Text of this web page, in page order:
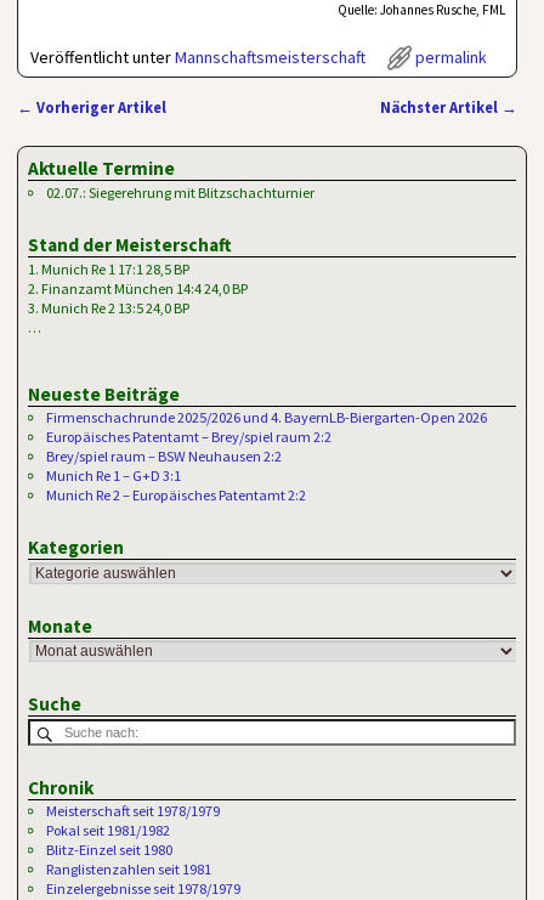
Quelle: Johannes Rusche, FML
Veröffentlicht unterMannschaftsmeisterschaft permalink
← Vorheriger Artikel Nächster Artikel →
Aktuelle Termine
02.07.: Siegerehrung mit Blitzschachturnier
Stand der Meisterschaft
1. Munich Re 1 17:1 28,5 BP
2. Finanzamt München 14:4 24,0 BP
3. Munich Re 2 13:5 24,0 BP
…
Neueste Beiträge
Firmenschachrunde 2025/2026 und 4. BayernLB-Biergarten-Open 2026
Europäisches Patentamt – Brey/spiel raum 2:2
Brey/spiel raum – BSW Neuhausen 2:2
Munich Re 1 – G+D 3:1
Munich Re 2 – Europäisches Patentamt 2:2
Kategorien
Monate
Suche
Chronik
Meisterschaft seit 1978/1979
Pokal seit 1981/1982
Blitz-Einzel seit 1980
Ranglistenzahlen seit 1981
Einzelergebnisse seit 1978/1979